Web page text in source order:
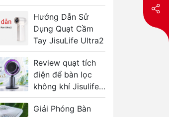
Ultra1
Hướng Dẫn Sử
Dụng Quạt Cầm
Tay JisuLife Ultra2
Review quạt tích
điện để bàn lọc
không khí Jisulife
Pro3
Giải Phóng Bàn
Quạt kẹp RTAKO 4
cánh tích điện
xoay 360 độ
349.000₫ 560.000₫
Gimbal
rung ba
RTAKO
2.600.000₫
Đèn Cầm Tay
Rtako AR-GTB-
SL60S 33W Digital
RGB
1.219.000₫